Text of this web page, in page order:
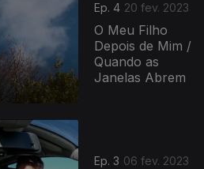
Ep. 4 20 fev. 2023
O Meu Filho
Depois de Mim /
Quando as
Janelas Abrem
Ep. 3 06 fev. 2023